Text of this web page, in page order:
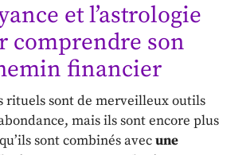
et l’astrologie
comprendre son
financier
rituels sont de merveilleux outils
mais ils sont encore plus
sont combinés avecune